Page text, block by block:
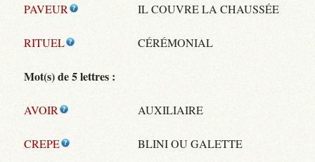
PAVEUR IL COUVRE LA CHAUSSÉE
RITUEL CÉRÉMONIAL
Mot(s) de 5 lettres :
AVOIR AUXILIAIRE
CREPE BLINI OU GALETTE